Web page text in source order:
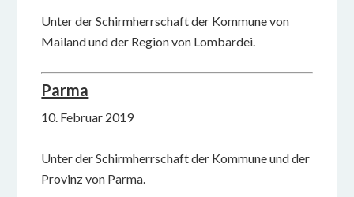
Unter der Schirmherrschaft der Kommune von
Mailand und der Region von Lombardei.
Parma
10. Februar 2019
Unter der Schirmherrschaft der Kommune und der
Provinz von Parma.